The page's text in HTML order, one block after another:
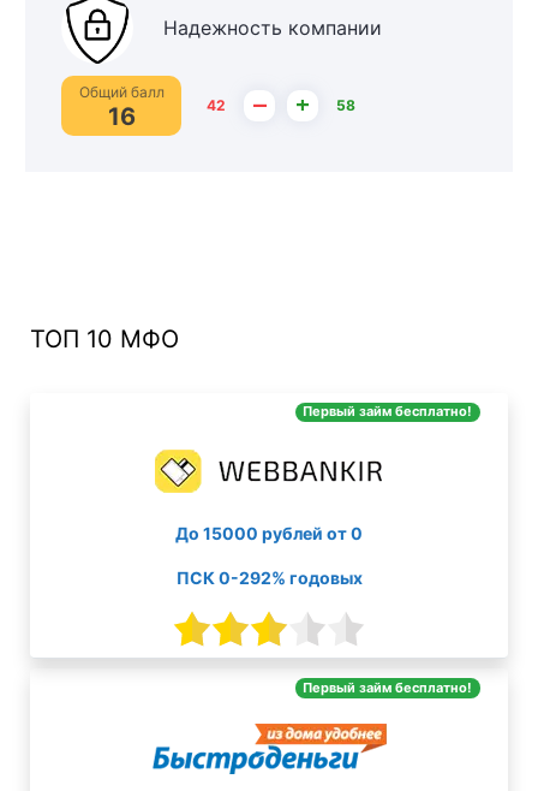
Надежность компании
Общий балл
16 42 – + 58
ТОП 10 МФО
Первый займ бесплатно!
До 15000 рублей от 0
ПСК 0-292% годовых
Первый займ бесплатно!